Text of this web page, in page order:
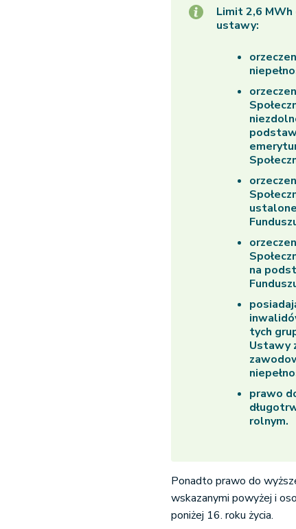
Limit 2,6
ustawy:
na
tych
Ustawy
prawo
rolnym.
Ponadto prawo do
wskazanymi powyżej i
poniżej 16. roku życia.